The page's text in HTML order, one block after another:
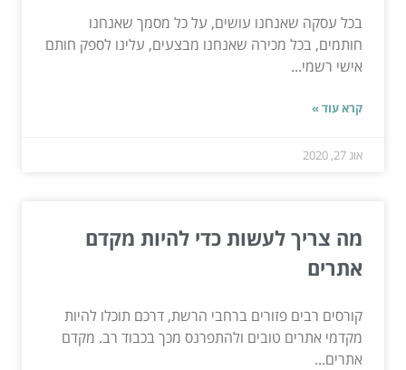
בכל עסקה שאנחנו עושים, על כל מסמך שאנחנו
חותמים, בכל מכירה שאנחנו מבצעים, עלינו לספק חותם
אישי רשמי...
קרא עוד »
אוג 27, 2020
מה צריך לעשות כדי להיות מקדם
אתרים
קורסים רבים פזורים ברחבי הרשת, דרכם תוכלו להיות
מקדמי אתרים טובים ולהתפרנס מכך בכבוד רב. מקדם
אתרים...